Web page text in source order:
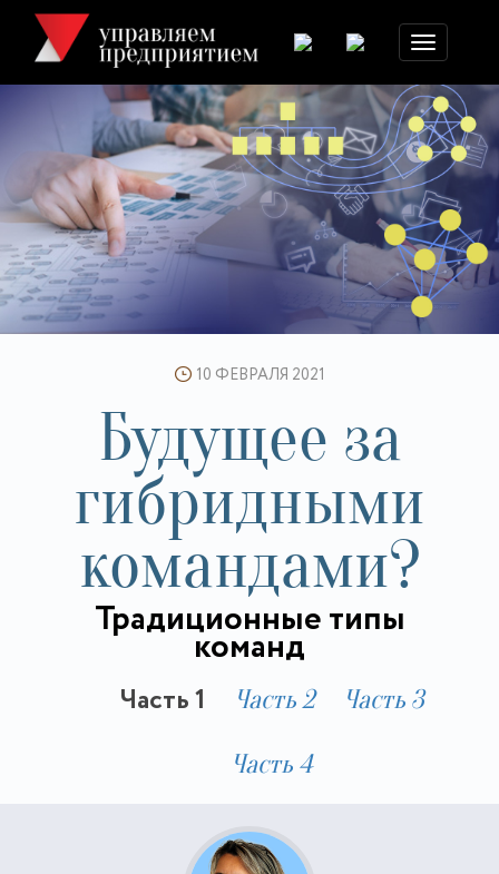
Toggle
navigation
10 ФЕВРАЛЯ 2021
Будущее за
гибридными
командами?
Традиционные типы
команд
Часть 1 Часть 2 Часть 3
Часть 4